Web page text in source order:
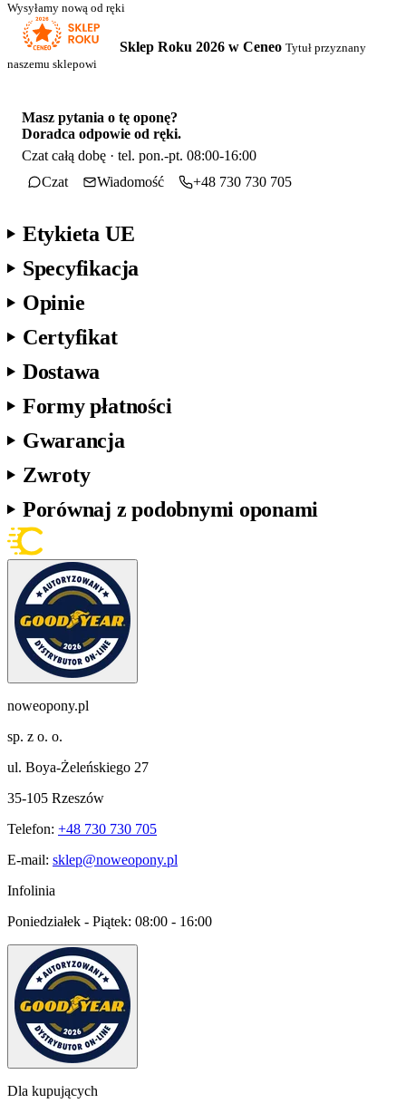
Wysyłamy nową od ręki
Sklep Roku 2026 w Ceneo Tytuł przyznany
naszemu sklepowi
Masz pytania o tę oponę?
Doradca odpowie od ręki.
Czat całą dobę · tel. pon.-pt. 08:00-16:00
Czat
Wiadomość +48 730 730 705
Etykieta UE
Specyfikacja
Opinie
Certyfikat
Dostawa
Formy płatności
Gwarancja
Zwroty
Porównaj z podobnymi oponami
noweopony.pl
sp. z o. o.
ul. Boya-Żeleńskiego 27
35-105 Rzeszów
Telefon: +48 730 730 705
E-mail: sklep@noweopony.pl
Infolinia
Poniedziałek - Piątek: 08:00 - 16:00
Dla kupujących